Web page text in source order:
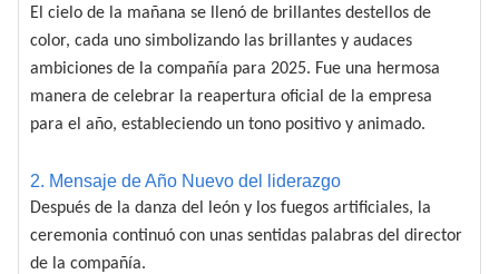
El cielo de la mañana se llenó de brillantes destellos de
color, cada uno simbolizando las brillantes y audaces
ambiciones de la compañía para 2025. Fue una hermosa
manera de celebrar la reapertura oficial de la empresa
para el año, estableciendo un tono positivo y animado.
2. Mensaje de Año Nuevo del liderazgo
Después de la danza del león y los fuegos artificiales, la
ceremonia continuó con unas sentidas palabras del director
de la compañía.